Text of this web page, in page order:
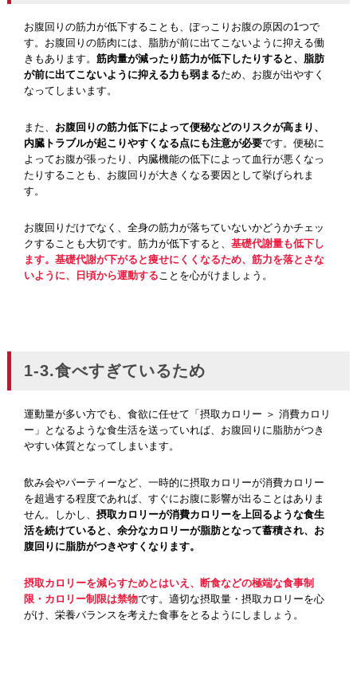
お腹回りの筋力が低下することも、ぽっこりお腹の原因の1つで
す。お腹回りの筋肉には、脂肪が前に出てこないように抑える働
きもあります。筋肉量が減ったり筋力が低下したりすると、脂肪
が前に出てこないように抑える力も弱まるため、お腹が出やすく
なってしまいます。
また、 お腹回りの筋力低下によって便秘などのリスクが高まり、
内臓トラブルが起こりやすくなる点にも注意が必要です。便秘に
よってお腹が張ったり、内臓機能の低下によって血行が悪くなっ
たりすることも、お腹回りが大きくなる要因として挙げられま
す。
お腹回りだけでなく、全身の筋力が落ちていないかどうかチェッ
クすることも大切です。筋力が低下すると、基礎代謝量も低下し
ます。基礎代謝が下がると痩せにくくなるため、筋力を落とさな
いように、日頃から運動することを心がけましょう。
1-3.食べすぎているため
運動量が多い方でも、食欲に任せて「摂取カロリー ＞ 消費カロリ
ー」となるような食生活を送っていれば、お腹回りに脂肪がつき
やすい体質となってしまいます。
飲み会やパーティーなど、一時的に摂取カロリーが消費カロリー
を超過する程度であれば、すぐにお腹に影響が出ることはありま
せん。しかし、摂取カロリーが消費カロリーを上回るような食生
活を続けていると、余分なカロリーが脂肪となって蓄積され、お
腹回りに脂肪がつきやすくなります。
摂取カロリーを減らすためとはいえ、断食などの極端な食事制
限・カロリー制限は禁物です。適切な摂取量・摂取カロリーを心
がけ、栄養バランスを考えた食事をとるようにしましょう。